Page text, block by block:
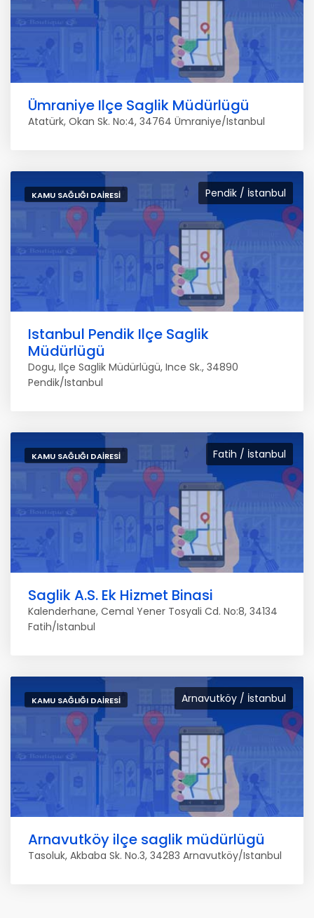
Ümraniye Ilçe Saglik Müdürlügü
Atatürk, Okan Sk. No:4, 34764 Ümraniye/Istanbul
Pendik / İstanbul
KAMU SAĞLIĞI DAIRESI
Istanbul Pendik Ilçe Saglik
Müdürlügü
Dogu, Ilçe Saglik Müdürlügü, Ince Sk., 34890
Pendik/Istanbul
Fatih / İstanbul
KAMU SAĞLIĞI DAIRESI
Saglik A.S. Ek Hizmet Binasi
Kalenderhane, Cemal Yener Tosyali Cd. No:8, 34134
Fatih/Istanbul
Arnavutköy / İstanbul
KAMU SAĞLIĞI DAIRESI
Arnavutköy ilçe saglik müdürlügü
Tasoluk, Akbaba Sk. No.3, 34283 Arnavutköy/Istanbul